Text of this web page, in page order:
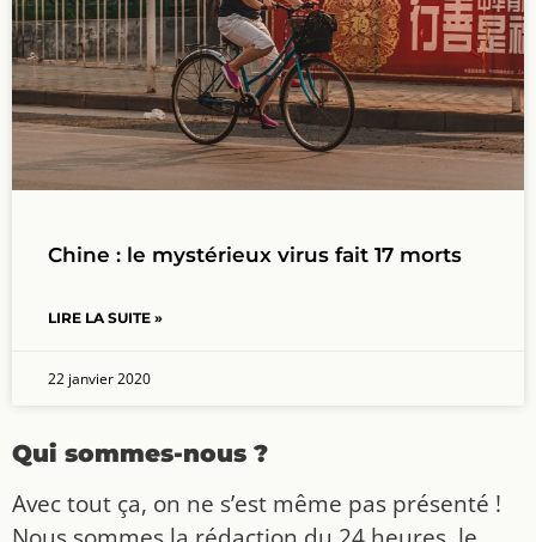
Chine : le mystérieux virus fait 17 morts
LIRE LA SUITE »
22 janvier 2020
Qui sommes-nous ?
Avec tout ça, on ne s’est même pas présenté !